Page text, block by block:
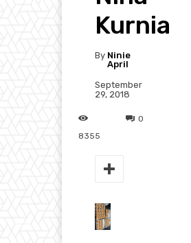
Kurnia
By Ninie
April
September
29, 2018
0
8355